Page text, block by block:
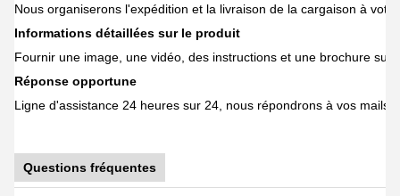
Nous organiserons l'expédition et la livraison de la cargaison à
Informations détaillées sur le produit
Fournir une image, une vidéo, des instructions et une brochure sur
Réponse opportune
Ligne d'assistance 24 heures sur 24, nous répondrons à vos mails
Questions fréquentes